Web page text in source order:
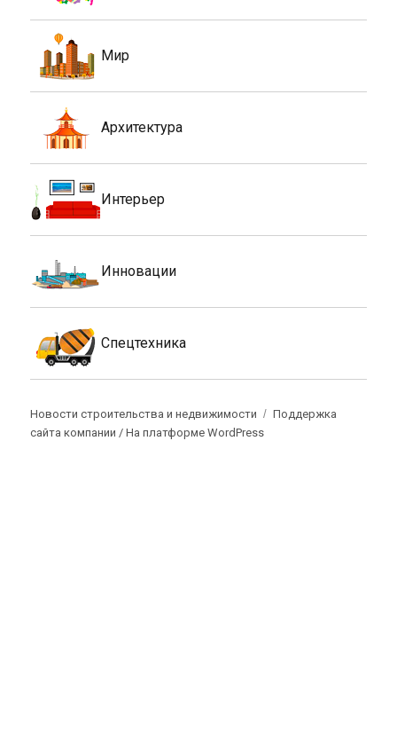
Мир
Архитектура
Интерьер
Инновации
Спецтехника
Новости строительства и недвижимости
Поддержка
сайта компании /На платформе WordPress